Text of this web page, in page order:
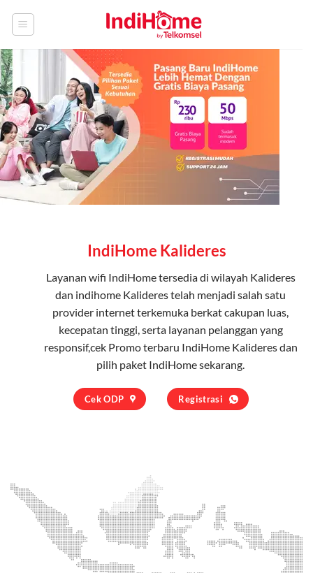
IndiHome Kalideres
Layanan wifi IndiHometersedia di wilayah Kalideres
dan indihome Kalideres telah menjadi salah satu
provider internet terkemuka berkat cakupan luas,
kecepatan tinggi, serta layanan pelanggan yang
responsif,cek Promo terbaru IndiHome Kalideres dan
pilih paket IndiHomesekarang.
Cek ODP Registrasi